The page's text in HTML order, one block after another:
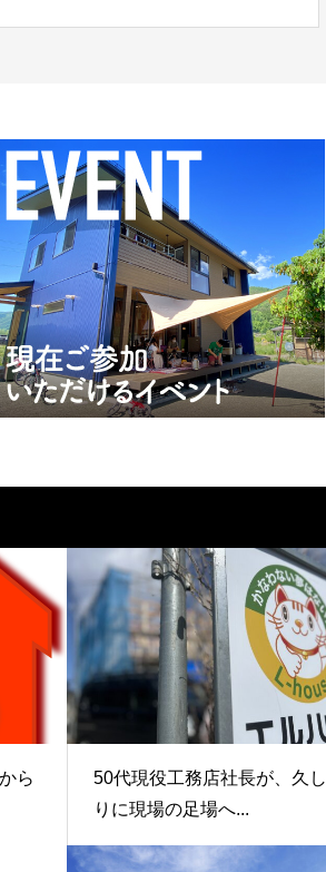
ら
50代現役工務店社長が、久
りに現場の足場へ...